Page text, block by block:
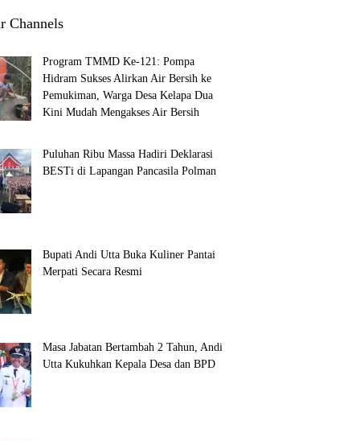
Channels
Program TMMD Ke-121: Pompa
Hidram Sukses Alirkan Air Bersih ke
Pemukiman, Warga Desa Kelapa Dua
Kini Mudah Mengakses Air Bersih
Puluhan Ribu Massa Hadiri Deklarasi
BESTi di Lapangan Pancasila Polman
Bupati Andi Utta Buka Kuliner Pantai
Merpati Secara Resmi
Masa Jabatan Bertambah 2 Tahun, Andi
Utta Kukuhkan Kepala Desa dan BPD